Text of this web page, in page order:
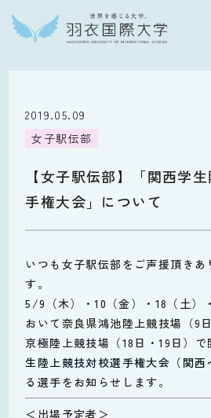
2019.05.09
女子駅伝部
【女子駅伝部】「関西学
手権大会」について
いつも女子駅伝部をご声援頂きあ
す。
5/9（木）・10（金）・18（土）
おいて奈良県鴻池陸上競技場（9
京極陸上競技場（18日・19日）で
生陸上競技対校選手権大会（関西
る選手をお知らせします。
＜出場予定者＞